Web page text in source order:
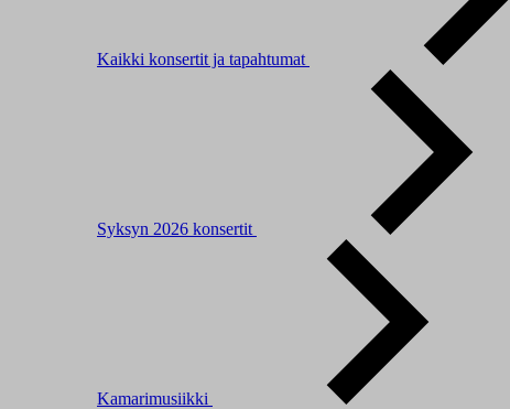
Kaikki konsertit ja tapahtumat
Syksyn 2026 konsertit
Kamarimusiikki